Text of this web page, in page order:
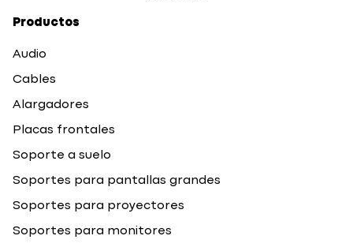
Productos
Audio
Cables
Alargadores
Placas frontales
Soporte a suelo
Soportes para pantallas grandes
Soportes para proyectores
Soportes para monitores